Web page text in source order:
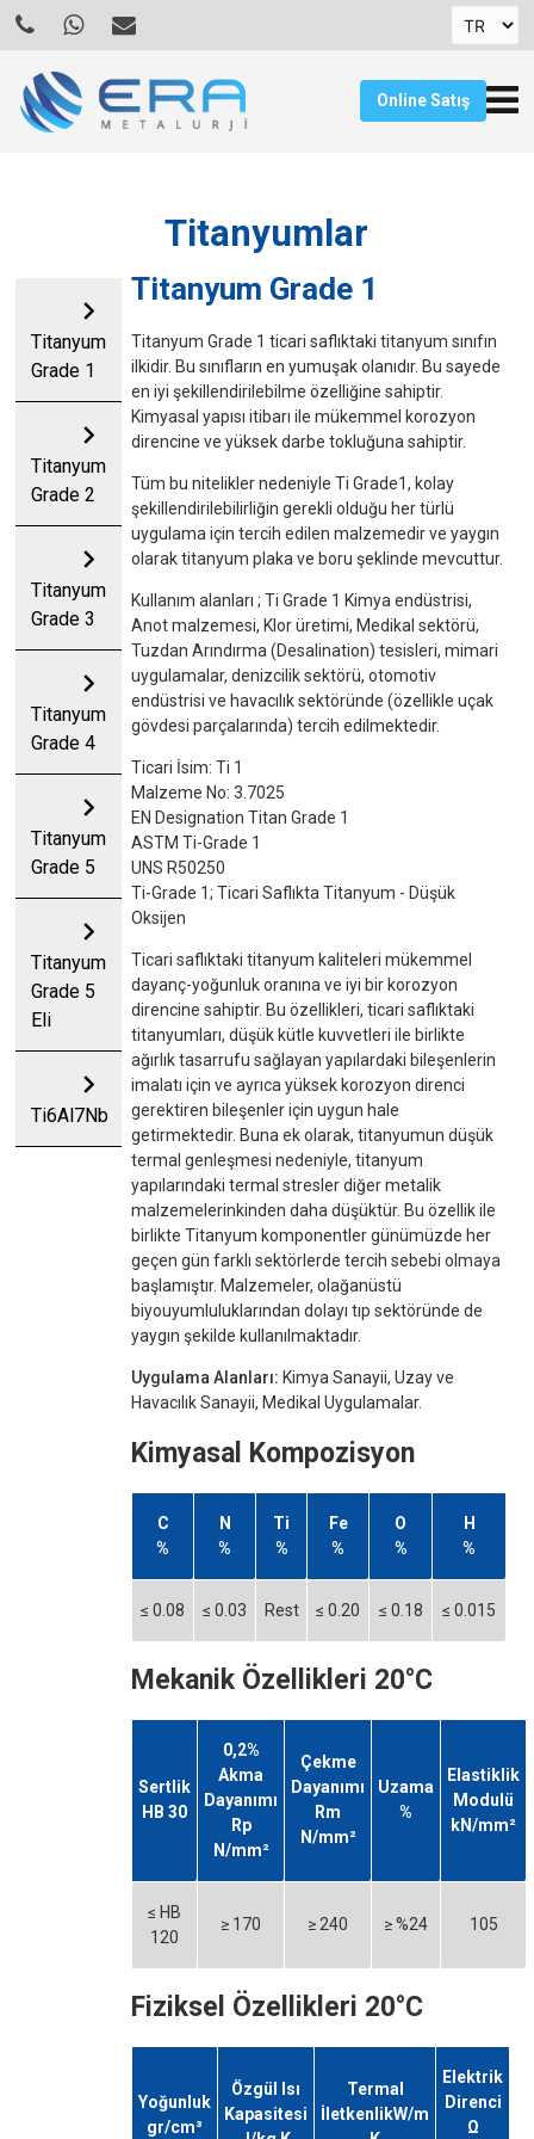
Online Satış
Titanyumlar
chevron_right
Titanyum
Grade 1
chevron_right
Titanyum
Grade 2
chevron_right
Titanyum
Grade 3
chevron_right
Titanyum
Grade 4
chevron_right
Titanyum
Grade 5
chevron_right
Titanyum
Grade 5
Eli
chevron_right
Ti6Al7Nb
Titanyum Grade 1
Titanyum Grade 1 ticari saflıktaki titanyum sınıfın
ilkidir. Bu sınıfların en yumuşak olanıdır. Bu sayede
en iyi şekillendirilebilme özelliğine sahiptir.
Kimyasal yapısı itibarı ile mükemmel korozyon
direncine ve yüksek darbe tokluğuna sahiptir.
Tüm bu nitelikler nedeniyle Ti Grade1, kolay
şekillendirilebilirliğin gerekli olduğu her türlü
uygulama için tercih edilen malzemedir ve yaygın
olarak titanyum plaka ve boru şeklinde mevcuttur.
Kullanım alanları ; Ti Grade 1 Kimya endüstrisi,
Anot malzemesi, Klor üretimi, Medikal sektörü,
Tuzdan Arındırma (Desalination) tesisleri, mimari
uygulamalar, denizcilik sektörü, otomotiv
endüstrisi ve havacılık sektöründe (özellikle uçak
gövdesi parçalarında) tercih edilmektedir.
Ticari İsim: Ti 1
Malzeme No: 3.7025
EN Designation Titan Grade 1
ASTM Ti-Grade 1
UNS R50250
Ti-Grade 1; Ticari Saflıkta Titanyum - Düşük
Oksijen
Ticari saflıktaki titanyum kaliteleri mükemmel
dayanç-yoğunluk oranına ve iyi bir korozyon
direncine sahiptir. Bu özellikleri, ticari saflıktaki
titanyumları, düşük kütle kuvvetleri ile birlikte
ağırlık tasarrufu sağlayan yapılardaki bileşenlerin
imalatı için ve ayrıca yüksek korozyon direnci
gerektiren bileşenler için uygun hale
getirmektedir. Buna ek olarak, titanyumun düşük
termal genleşmesi nedeniyle, titanyum
yapılarındaki termal stresler diğer metalik
malzemelerinkinden daha düşüktür. Bu özellik ile
birlikte Titanyum komponentler günümüzde her
geçen gün farklı sektörlerde tercih sebebi olmaya
başlamıştır. Malzemeler, olağanüstü
biyouyumluluklarından dolayı tıp sektöründe de
yaygın şekilde kullanılmaktadır.
Uygulama Alanları: Kimya Sanayii, Uzay ve
Havacılık Sanayii, Medikal Uygulamalar.
Kimyasal Kompozisyon
C
%
N
%
Ti
%
Fe
%
O
%
H
%
≤ 0.08 ≤ 0.03 Rest ≤ 0.20 ≤ 0.18 ≤ 0.015
Mekanik Özellikleri 20°C
Sertlik
HB 30
0,2%
Akma
Dayanımı
Rp
N/mm²
Çekme
Dayanımı
Rm
N/mm²
Uzama
%
Elastiklik
Modulü
kN/mm²
≤ HB
120
≥ 170 ≥ 240 ≥ %24 105
Fiziksel Özellikleri 20°C
Yoğunluk
gr/cm³
Özgül Isı
Kapasitesi
Termal
İletkenlikW/m
Elektrik
Direnci
Ω